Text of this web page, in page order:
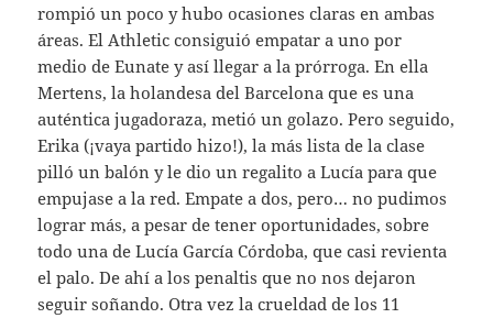
rompió un poco y hubo ocasiones claras en ambas
áreas. El Athletic consiguió empatar a uno por
medio de Eunate y así llegar a la prórroga. En ella
Mertens, la holandesa del Barcelona que es una
auténtica jugadoraza, metió un golazo. Pero seguido,
Erika (¡vaya partido hizo!), la más lista de la clase
pilló un balón y le dio un regalito a Lucía para que
empujase a la red. Empate a dos, pero… no pudimos
lograr más, a pesar de tener oportunidades, sobre
todo una de Lucía García Córdoba, que casi revienta
el palo. De ahí a los penaltis que no nos dejaron
seguir soñando. Otra vez la crueldad de los 11